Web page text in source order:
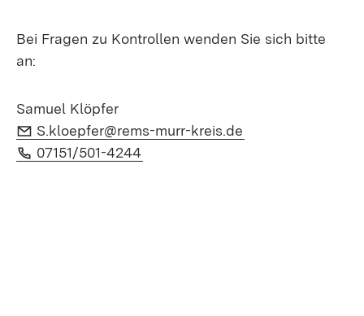
Bei Fragen zu Kontrollen wenden Sie sich bitte
an:
Samuel Klöpfer
E-Mail:
S.kloepfer@rems-murr-kreis.de
Telefon:
07151/501-4244